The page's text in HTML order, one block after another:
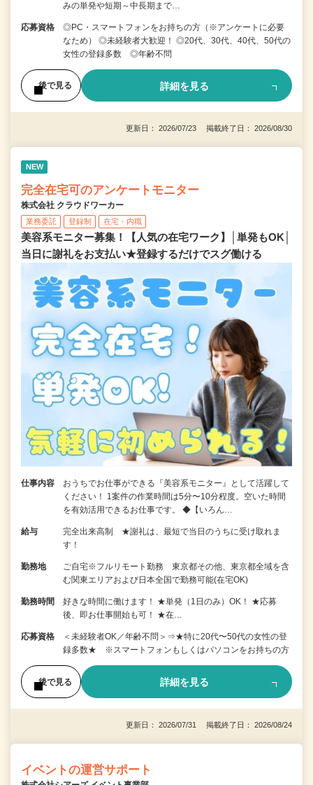
みの単発や短期～中長期まで…
応募資格
◎PC・スマートフォンをお持ちの方（※アンケートに必要
なため） ◎未経験者大歓迎！ ◎20代、30代、40代、50代の
女性の登録多数 ◎年齢不問
後で見る 詳細を見る
更新日： 2026/07/23 掲載終了日： 2026/08/30
NEW
完全在宅可のアンケートモニター
株式会社 クラウドワーカー
業務委託 登録制 在宅・内職
美容系モニター募集！【人気の在宅ワーク】│単発もOK│
当日に謝礼をお支払い★登録するだけでスグ働ける
仕事内容
おうちでお仕事ができる『美容系モニター』として活躍して
ください！ 1案件の作業時間は5分〜10分程度。空いた時間
を有効活用できるお仕事です。 ◆【いろん…
給与
完全出来高制 ★謝礼は、最短で当日のうちに受け取れま
す！
勤務地
ご自宅※フルリモート勤務 東京都その他、東京都全域を含
む関東エリアおよび日本全国で勤務可能(在宅OK)
勤務時間
好きな時間に働けます！ ★単発（1日のみ）OK！ ★応募
後、即お仕事開始も可！ ★在…
応募資格
＜未経験者OK／年齢不問＞⇒★特に20代〜50代の女性の登
録多数★ ※スマートフォンもしくはパソコンをお持ちの方
後で見る 詳細を見る
更新日： 2026/07/31 掲載終了日： 2026/08/24
イベントの運営サポート